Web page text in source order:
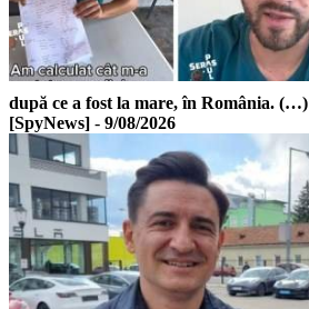
după ce a fost la mare, în România. (…)
[SpyNews] - 9/08/2026